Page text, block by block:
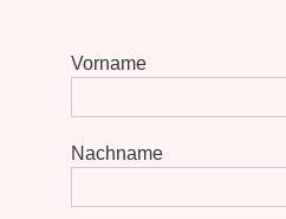
Vorname
Nachname